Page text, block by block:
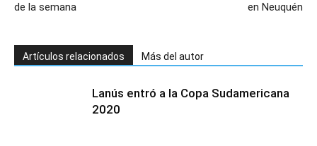
de la semana
en Neuquén
Artículos relacionados Más del autor
Lanús entró a la Copa Sudamericana
2020